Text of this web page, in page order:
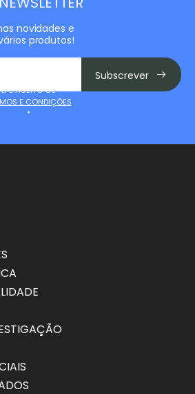
novidades e
produtos!
Subscrever
LI E ACEITO OS
E CONDIÇÕES
*